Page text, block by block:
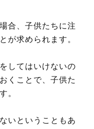
合、子供たちに注
が求められます。
してはいけないの
くことで、子供た
。
いということもあ